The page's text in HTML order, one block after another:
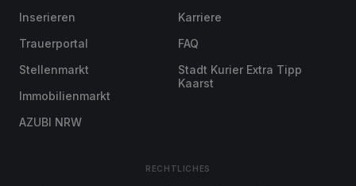
Inserieren
Trauerportal
Stellenmarkt
Immobilienmarkt
AZUBI NRW
Karriere
FAQ
Stadt Kurier Extra Tipp
Kaarst
RECHTLICHES